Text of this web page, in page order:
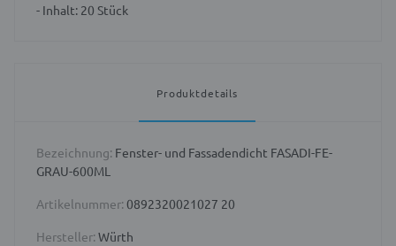
- Inhalt: 20 Stück
Produktdetails
Bezeichnung: Fenster- und Fassadendicht FASADI-FE-
GRAU-600ML
Artikelnummer: 0892320021027 20
Hersteller: Würth